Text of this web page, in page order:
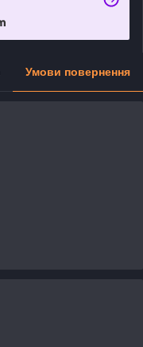
Умови повернення